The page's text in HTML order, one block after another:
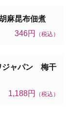
麻昆布佃煮
346円
（税込）
ジャパン 梅干
1,188円
（税込）